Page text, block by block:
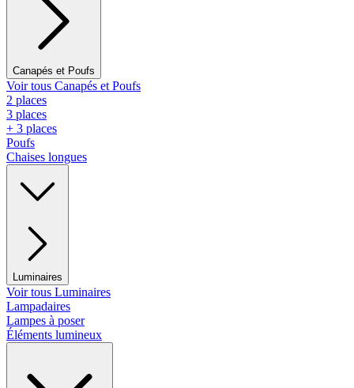
Canapés et Poufs
Voir tous Canapés et Poufs
2 places
3 places
+ 3 places
Poufs
Chaises longues
Luminaires
Voir tous Luminaires
Lampadaires
Lampes à poser
Éléments lumineux